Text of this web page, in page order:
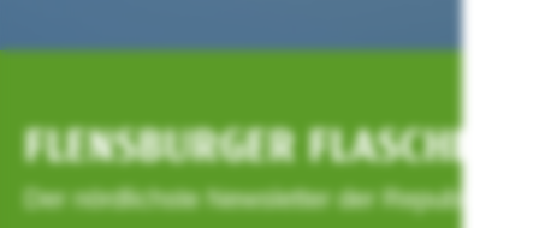
FLENSBURGER
Der nördlichste Newsletter der Republik.